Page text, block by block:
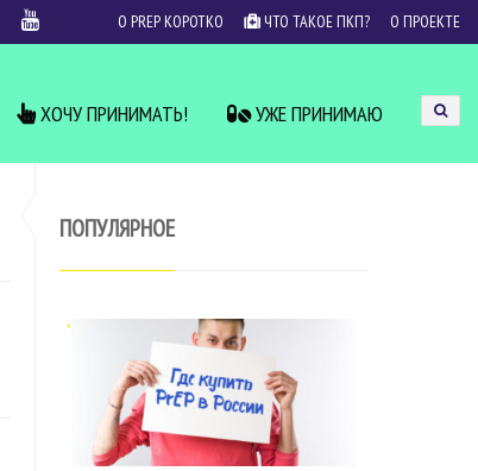
О PREP КОРОТКО ЧТО ТАКОЕ ПКП? О ПРОЕКТЕ
ХОЧУ ПРИНИМАТЬ! УЖЕ ПРИНИМАЮ
ПОПУЛЯРНОЕ